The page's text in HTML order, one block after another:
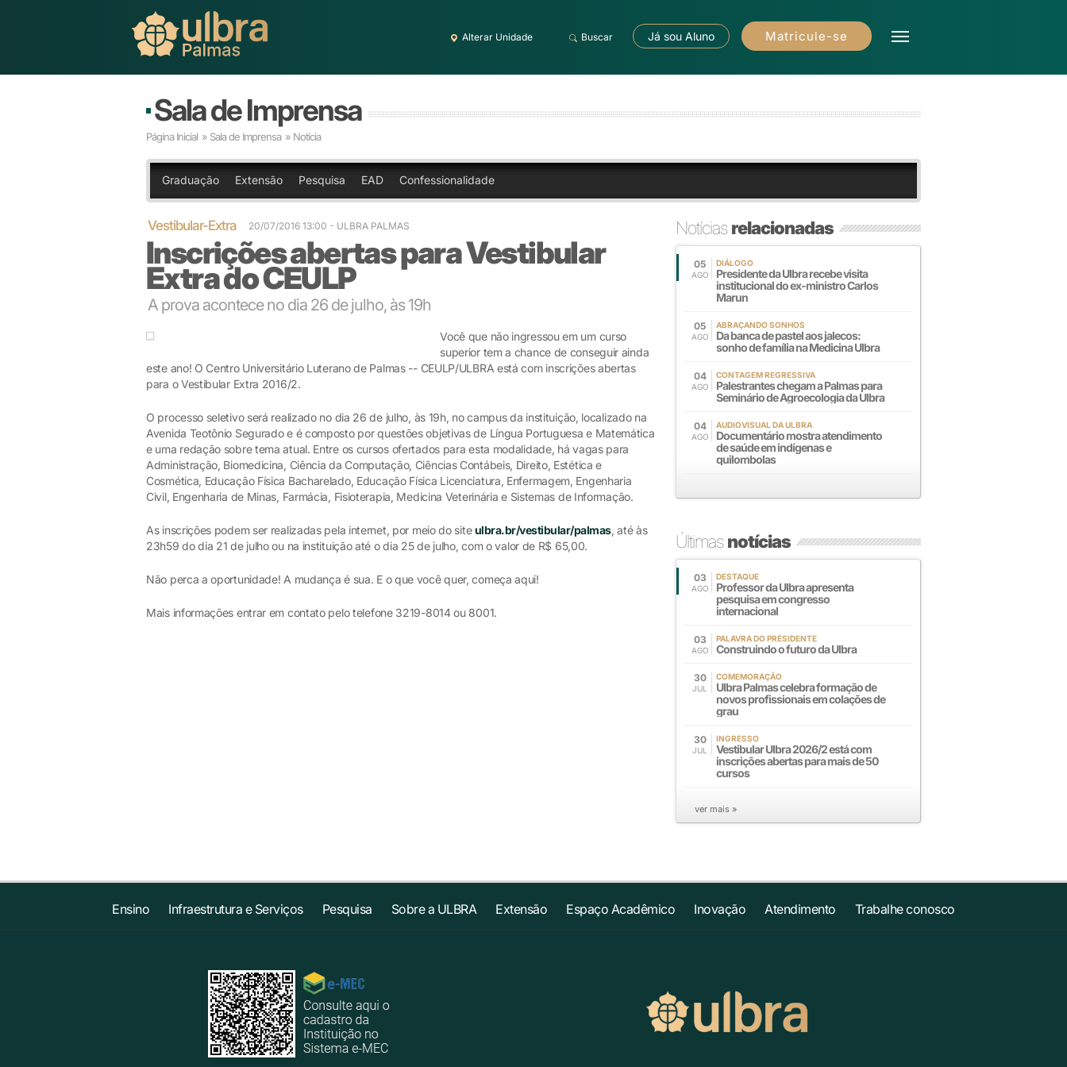
Alterar Unidade Buscar Já sou Aluno Matricule-se
Sala de Imprensa
Página Inicial » Sala de Imprensa » Notícia
Graduação Extensão Pesquisa EAD Confessionalidade
Vestibular-Extra 20/07/2016 13:00 - ULBRA PALMAS
Inscrições abertas para Vestibular
Extra do CEULP
A prova acontece no dia 26 de julho, às 19h
Você que não ingressou em um curso
superior tem a chance de conseguir ainda
este ano! O Centro Universitário Luterano de Palmas -- CEULP/ULBRA está com inscrições abertas
para o Vestibular Extra 2016/2.
O processo seletivo será realizado no dia 26 de julho, às 19h, no campus da instituição, localizado na
Avenida Teotônio Segurado e é composto por questões objetivas de Língua Portuguesa e Matemática
e uma redação sobre tema atual. Entre os cursos ofertados para esta modalidade, há vagas para
Administração, Biomedicina, Ciência da Computação, Ciências Contábeis, Direito, Estética e
Cosmética, Educação Física Bacharelado, Educação Física Licenciatura, Enfermagem, Engenharia
Civil, Engenharia de Minas, Farmácia, Fisioterapia, Medicina Veterinária e Sistemas de Informação.
As inscrições podem ser realizadas pela internet, por meio do siteulbra.br/vestibular/palmas, até às
23h59 do dia 21 de julho ou na instituição até o dia 25 de julho, com o valor de R$ 65,00.
Não perca a oportunidade! A mudança é sua. E o que você quer, começa aqui!
Mais informações entrar em contato pelo telefone 3219-8014 ou 8001.
Notíciasrelacionadas
05
AGO
DIÁLOGO
Presidente da Ulbra recebe visita
institucional do ex-ministro Carlos
Marun
05
AGO
ABRAÇANDO SONHOS
Da banca de pastel aos jalecos:
sonho de família na Medicina Ulbra
04
AGO
CONTAGEM REGRESSIVA
Palestrantes chegam a Palmas para
Seminário de Agroecologia da Ulbra
04
AGO
AUDIOVISUAL DA ULBRA
Documentário mostra atendimento
de saúde em indígenas e
quilombolas
Últimasnotícias
03
AGO
DESTAQUE
Professor da Ulbra apresenta
pesquisa em congresso
internacional
03
AGO
PALAVRA DO PRESIDENTE
Construindo o futuro da Ulbra
30
JUL
COMEMORAÇÃO
Ulbra Palmas celebra formação de
novos profissionais em colações de
grau
30
JUL
INGRESSO
Vestibular Ulbra 2026/2 está com
inscrições abertas para mais de 50
cursos
ver mais »
Ensino Infraestrutura e Serviços Pesquisa Sobre a ULBRA Extensão Espaço Acadêmico Inovação Atendimento Trabalhe conosco